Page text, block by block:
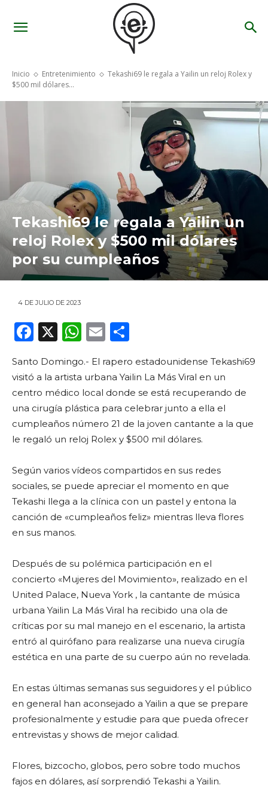
Inicio Entretenimiento
Tekashi69 le regala a Yailin un reloj Rolex y
$500 mil dólares...
Tekashi69 le regala a Yailin un
reloj Rolex y $500 mil dólares
por su cumpleaños
4 DE JULIO DE 2023
F
c
e
b
o
o
k
X
W
a
ts
A
p
p
E
ai
l
m
p
ar
ti
r
Santo Domingo.- El rapero estadounidense Tekashi69
visitó a la artista urbana Yailin La Más Viral en un
centro médico local donde se está recuperando de
una cirugía plástica para celebrar junto a ella el
cumpleaños número 21 de la joven cantante a la que
le regaló un reloj Rolex y $500 mil dólares.
Según varios vídeos compartidos en sus redes
sociales, se puede apreciar el momento en que
Tekashi llega a la clínica con un pastel y entona la
canción de «cumpleaños feliz» mientras lleva flores
en sus manos.
Después de su polémica participación en el
concierto «Mujeres del Movimiento», realizado en el
United Palace, Nueva York , la cantante de música
urbana Yailin La Más Viral ha recibido una ola de
críticas por su mal manejo en el escenario, la artista
entró al quirófano para realizarse una nueva cirugía
estética en una parte de su cuerpo aún no revelada.
En estas últimas semanas sus seguidores y el público
en general han aconsejado a Yailin a que se prepare
profesionalmente y estudie para que pueda ofrecer
entrevistas y shows de mejor calidad.
Flores, bizcocho, globos, pero sobre todo muchos
fajos en dólares, así sorprendió Tekashi a Yailin.